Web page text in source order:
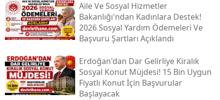
Aile Ve Sosyal Hizmetler
Bakanlığı'ndan Kadınlara Destek!
2026 Sosyal Yardım Ödemeleri Ve
Başvuru Şartları Açıklandı
Erdoğan'dan Dar Gelirliye Kiralık
Sosyal Konut Müjdesi! 15 Bin Uygun
Fiyatlı Konut İçin Başvurular
Başlayacak